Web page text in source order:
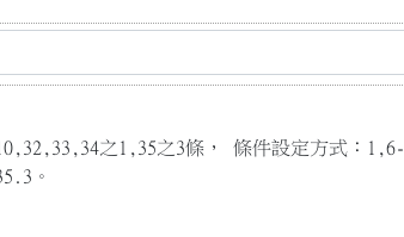
之1,35之3條， 條件設定方式：1,6-
。